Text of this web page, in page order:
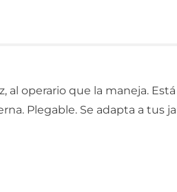
al operario que la maneja.
Plegable. Se adapta a tus